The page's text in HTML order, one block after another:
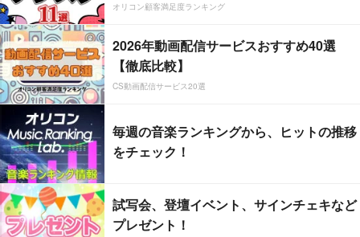
オリコン顧客満足度ランキング
2026年動画配信サービスおすすめ40選
【徹底比較】
CS動画配信サービス20選
毎週の音楽ランキングから、ヒットの推移
をチェック！
試写会、登壇イベント、サインチェキなど
プレゼント！